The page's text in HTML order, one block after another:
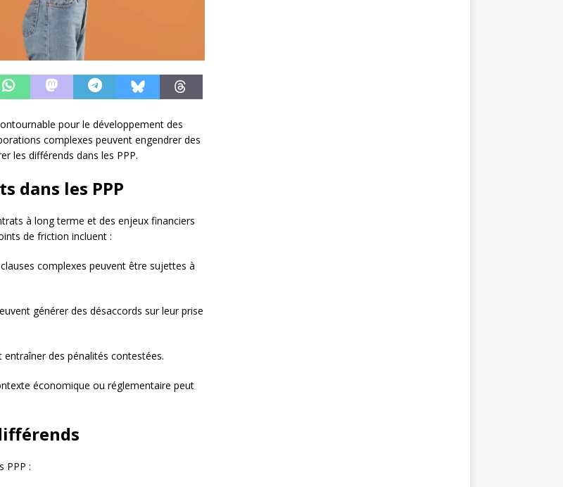
pour le développement des
complexes peuvent engendrer des
les différends dans les PPP.
dans les PPP
à long terme et des enjeux financiers
de friction incluent :
complexes peuvent être sujettes à
générer des désaccords sur leur prise
des pénalités contestées.
économique ou réglementaire peut
PPP :